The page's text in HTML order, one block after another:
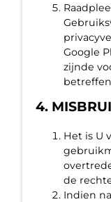
Google
zijnde
4.
Het is U
de
Indien